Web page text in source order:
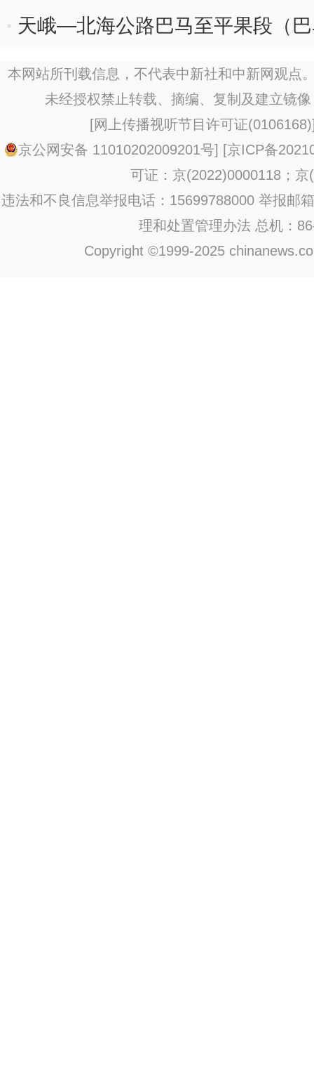
天峨—北海公路巴马至平果段（
验收
本网站所刊载信息，不代表中新社和中新网观点
未经授权禁止转载、摘编、复制及建立镜
[网上传播视听节目许可证(0106168)
京公网安备 11010202009201号] [京ICP备
可证：京(2022)0000118；京
违法和不良信息举报电话：15699788000 举报邮
理和处置管理办法 总机：
Copyright ©1999-2025